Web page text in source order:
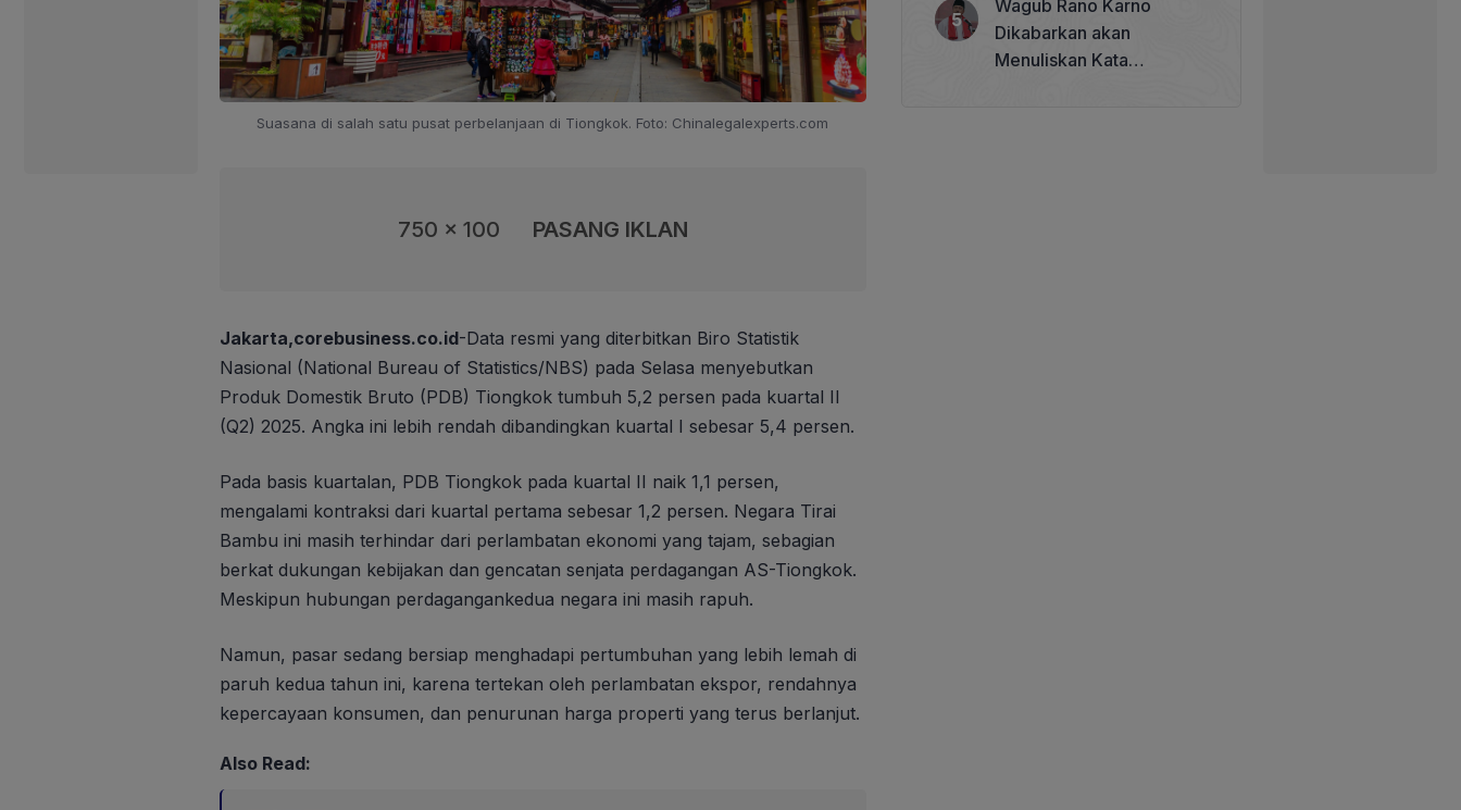
Suasana di salah satu pusat perbelanjaan di Tiongkok. Foto: Chinalegalexperts.com
750 x 100 PASANG IKLAN
Jakarta,corebusiness.co.id-Data resmi yang diterbitkan Biro Statistik
Nasional (National Bureau of Statistics/NBS) pada Selasa menyebutkan
Produk Domestik Bruto (PDB) Tiongkok tumbuh 5,2 persen pada kuartal II
(Q2) 2025. Angka ini lebih rendah dibandingkan kuartal I sebesar 5,4 persen.
Pada basis kuartalan, PDB Tiongkok pada kuartal II naik 1,1 persen,
mengalami kontraksi dari kuartal pertama sebesar 1,2 persen. Negara Tirai
Bambu ini masih terhindar dari perlambatan ekonomi yang tajam, sebagian
berkat dukungan kebijakan dan gencatan senjata perdagangan AS-Tiongkok.
Meskipun hubungan perdagangankedua negara ini masih rapuh.
Namun, pasar sedang bersiap menghadapi pertumbuhan yang lebih lemah di
paruh kedua tahun ini, karena tertekan oleh perlambatan ekspor, rendahnya
kepercayaan konsumen, dan penurunan harga properti yang terus berlanjut.
Also Read:
Wagub Rano Karno
Dikabarkan akan
Menuliskan Kata